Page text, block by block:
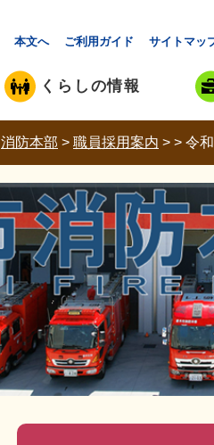
本文へ ご利用ガイド サイトマッ
くらしの情報
消防本部 > 職員採用案内 > > 令